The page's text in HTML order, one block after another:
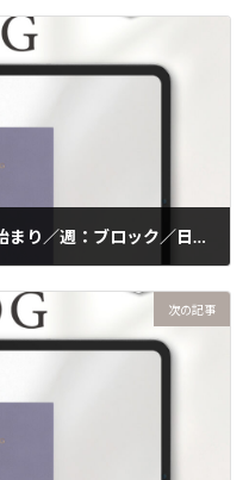
2026年4月始まりDIALOG[月曜始まり／週：ブロック／日：１DAY／色：スミレ]
次の記事